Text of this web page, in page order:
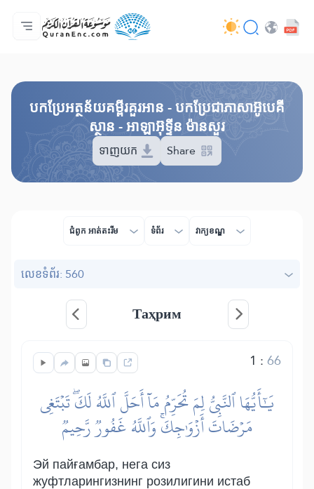
ទំព័រ​ដេីម
មាតិកានៃការបកប្រែ
Audio
សេវាកម្មសម្រាប់អ្នកអភិវឌ្ឍន៍ - API
អំពី​គម្រោង
ទំនាក់ទំងមកកាន់យើងខ្ញុំ
ភាសា
បកប្រែអត្ថន័យគម្ពីរគួរអាន - បកប្រែជាភាសាអ៊ូបេគី
ស្ថាន - អាឡាអ៊ុទ្ទីន ម៉ានសួរ
ទាញយក Share
ជំពូក​ អាត់តះរីម ទំព័រ វាក្យខណ្ឌ
លេខ​ទំព័រ: 560
Таҳрим
1 :66
يَٰٓأَيُّهَا ٱلنَّبِيُّ لِمَ تُحَرِّمُ مَآ أَحَلَّ ٱللَّهُ لَكَۖ تَبۡتَغِي
مَرۡضَاتَ أَزۡوَٰجِكَۚ وَٱللَّهُ غَفُورٞ رَّحِيمٞ
Эй пайғамбар, нега сиз
жуфтларингизнинг розилигини истаб